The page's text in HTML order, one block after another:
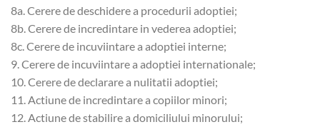
8a. Cerere de deschidere a procedurii adoptiei;
8b. Cerere de incredintare in vederea adoptiei;
8c. Cerere de incuviintare a adoptiei interne;
9. Cerere de incuviintare a adoptiei internationale;
10. Cerere de declarare a nulitatii adoptiei;
11. Actiune de incredintare a copiilor minori;
12. Actiune de stabilire a domiciliului minorului;